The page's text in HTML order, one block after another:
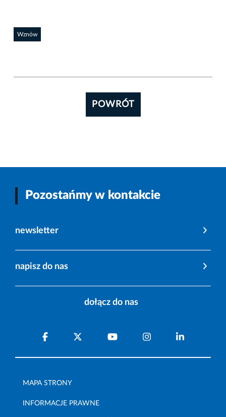
Wznów
POWRÓT
Pozostańmy w kontakcie
newsletter
napisz do nas
dołącz do nas
MAPA STRONY
INFORMACJE PRAWNE